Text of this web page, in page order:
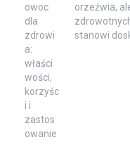
orzeźwia,
stanowi